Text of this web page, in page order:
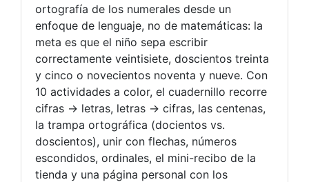
ortografía de los numerales desde un
enfoque de lenguaje, no de matemáticas: la
meta es que el niño sepa escribir
correctamente veintisiete, doscientos treinta
y cinco o novecientos noventa y nueve. Con
10 actividades a color, el cuadernillo recorre
cifras → letras, letras → cifras, las centenas,
la trampa ortográfica (docientos vs.
doscientos), unir con flechas, números
escondidos, ordinales, el mini-recibo de la
tienda y una página personal con los